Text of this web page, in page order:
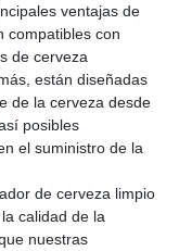
ventajas de
compatibles con
de cerveza
están diseñadas
de la cerveza desde
posibles
el suministro de la
de cerveza limpio
calidad de la
nuestras